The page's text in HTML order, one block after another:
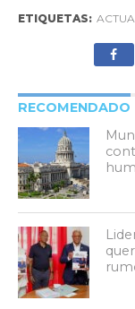
ETIQUETAS:
RECOMENDADO